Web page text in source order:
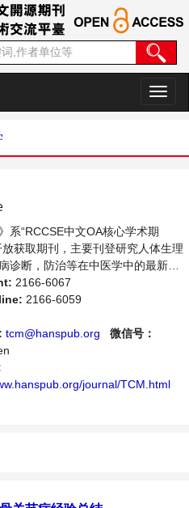
切
换
系“RCCSE中文OA核心学术期
放获取期刊，主要刊登研究人体生理
诊断，防治等在中医学中的最新应
本刊支持思想创新、学术创新，倡
荣学术，集学术性、思想性为一
个传播、分享和讨论中医学领域内
题与发展的交流平台。
2166-6067
2166-6059
tcm@hanspub.org
微信号：
journal/TCM.html